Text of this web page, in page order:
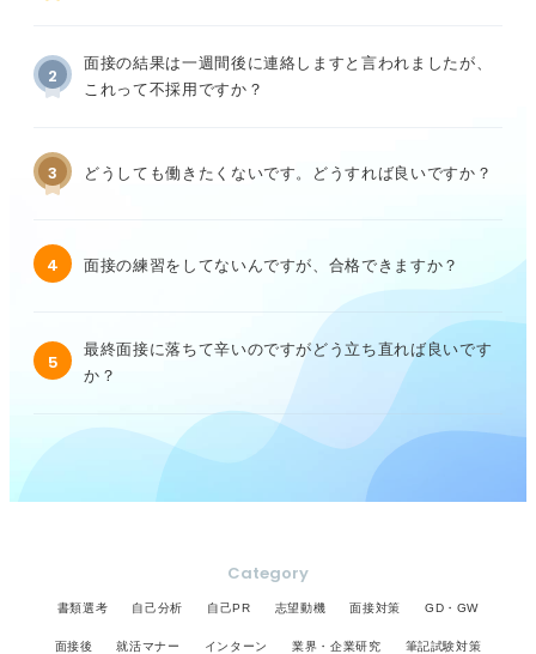
2
面接の結果は一週間後に連絡しますと言われましたが、
これって不採用ですか？
3 どうしても働きたくないです。どうすれば良いですか？
4 面接の練習をしてないんですが、合格できますか？
5
最終面接に落ちて辛いのですがどう立ち直れば良いです
か？
Category
書類選考 自己分析 自己PR 志望動機 面接対策 GD・GW
面接後 就活マナー インターン 業界・企業研究 筆記試験対策